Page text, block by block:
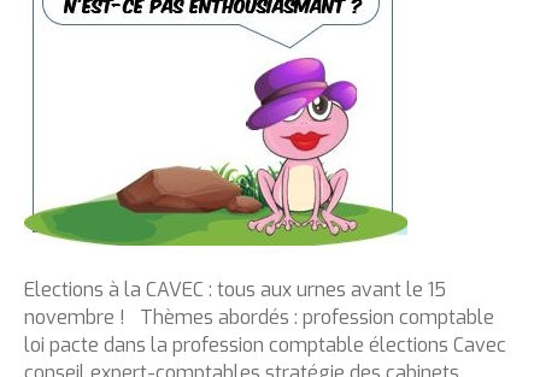
Elections à la CAVEC : tous aux urnes avant le 15
novembre ! Thèmes abordés : profession comptable
loi pacte dans la profession comptable élections Cavec